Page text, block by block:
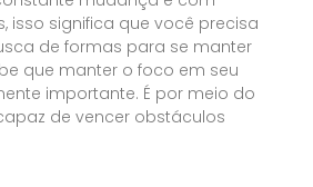
isso significa que você precisa
de formas para se manter
que manter o foco em seu
importante. É por meio do
de vencer obstáculos